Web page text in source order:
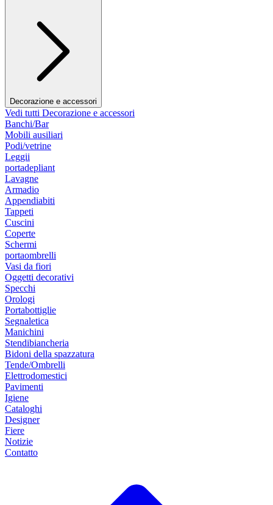
Decorazione e accessori
Vedi tutti Decorazione e accessori
Banchi/Bar
Mobili ausiliari
Podi/vetrine
Leggii
portadepliant
Lavagne
Armadio
Appendiabiti
Tappeti
Cuscini
Coperte
Schermi
portaombrelli
Vasi da fiori
Oggetti decorativi
Specchi
Orologi
Portabottiglie
Segnaletica
Manichini
Stendibiancheria
Bidoni della spazzatura
Tende/Ombrelli
Elettrodomestici
Pavimenti
Igiene
Cataloghi
Designer
Fiere
Notizie
Contatto